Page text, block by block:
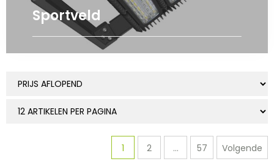
Sportveld
1 2 ... 57 Volgende